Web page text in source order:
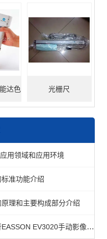
达色 光栅尺
用领域和应用环境
准功能介绍
理和主要构成部分介绍
如何正确进行EASSON EV3020手动影像测量仪的校准？